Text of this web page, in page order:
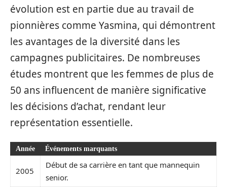
évolution est en partie due au travail de
pionnières comme Yasmina, qui démontrent
les avantages de la diversité dans les
campagnes publicitaires. De nombreuses
études montrent que les femmes de plus de
50 ans influencent de manière significative
les décisions d’achat, rendant leur
représentation essentielle.
Année Événements marquants
2005
Début de sa carrière en tant que mannequin
senior.